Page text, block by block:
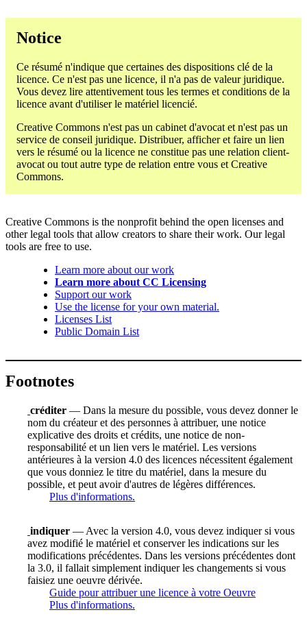
Notice
Ce résumé n'indique que certaines des dispositions clé de la
licence. Ce n'est pas une licence, il n'a pas de valeur juridique.
Vous devez lire attentivement tous les termes et conditions de la
licence avant d'utiliser le matériel licencié.
Creative Commons n'est pas un cabinet d'avocat et n'est pas un
service de conseil juridique. Distribuer, afficher et faire un lien
vers le résumé ou la licence ne constitue pas une relation client-
avocat ou tout autre type de relation entre vous et Creative
Commons.
Creative Commons is the nonprofit behind the open licenses and
other legal tools that allow creators to share their work. Our legal
tools are free to use.
Learn more about our work
Learn more about CC Licensing
Support our work
Use the license for your own material.
Licenses List
Public Domain List
Footnotes
créditer — Dans la mesure du possible, vous devez donner le
nom du créateur et des personnes à attribuer, une notice
explicative des droits et crédits, une notice de non-
responsabilité et un lien vers le matériel. Les versions
antérieures à la version 4.0 des licences nécessitent également
que vous donniez le titre du matériel, dans la mesure du
possible, et peut avoir d'autres de légères différences.
Plus d'informations.
indiquer — Avec la version 4.0, vous devez indiquer si vous
avez modifié le matériel et conserver les indications sur les
modifications précédentes. Dans les versions précédentes dont
la 3.0, il fallait simplement indiquer les changements si vous
faisiez une oeuvre dérivée.
Guide pour attribuer une licence à votre Oeuvre
Plus d'informations.